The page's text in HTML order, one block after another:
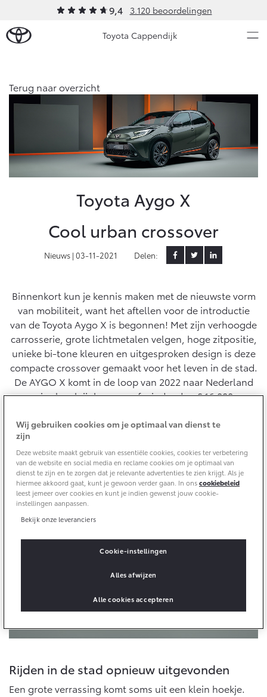
9,4 3.120 beoordelingen
Toyota Cappendijk
Onze medewerkers
Contact en Route
Klantbeoordelingen
Modellen
Aygo X
HYBRIDE
Yaris
HYBRIDE
Vanaf € 27.195,-
Yaris Cross
HYBRIDE
Vanaf € 31.895,-
Urban Cruiser
BATTERIJ-ELEKTRISCH
Vanaf € 32.995,-
Corolla Hatchback
HYBRIDE
Vanaf € 33.495,-
Corolla Touring Sports
OOK ALS PLUG-IN
Werkplaatsafspraak
Onderhoud op Maat
APK
Airco check
Vakantiecheck
Hybride Zekerheid Controle
Toyota handleidingen
Schade & Garantie
Toyota Pechhulp
Schade & Glasherstel
10 jaar Toyota garantie
10 jaar batterijgarantie
Toyota fabrieksgarantie
Onderdelen & Accessoires
Onderdelen
Banden
Diensten
Private Lease
Wat is Private Lease?
Bereken je maandbedrag
Private Lease voor ZZP
Toyota Betaalplan
Oplaadservice
Thuislaadpakketten
Energie en slim laden
Toyota Hybride Autoverzekering
Zakelijk
Zakelijk
Toyota voor de zaak
Leaserijder
Wagenparkbeheer
Leasen
Financial Lease
Operational Lease
Financieren of leasen
Werkplaatsafspraak maken
Contact en Route
Plan een proefrit
Vraag een brochure aan
Bekijk de verwachte modellen
Terug naar overzicht
Toyota Aygo X
Cool urban crossover
Nieuws | 03-11-2021 Delen:
Binnenkort kun je kennis maken met de nieuwste vorm
van mobiliteit, want het aftellen voor de introductie
van de Toyota Aygo X is begonnen! Met zijn verhoogde
carrosserie, grote lichtmetalen velgen, hoge zitpositie,
unieke bi-tone kleuren en uitgesproken design is deze
compacte crossover gemaakt voor het leven in de stad.
De AYGO X komt in de loop van 2022 naar Nederland
en is al verkrijgbaar vanaf minder dan € 16.000,-
Houd me op de hoogte
Rijden in de stad opnieuw uitgevonden
Een grote verrassing komt soms uit een klein hoekje.
Wij gebruiken cookies om je optimaal van dienst te
zijn
Deze website maakt gebruik van essentiële cookies, cookies ter verbetering
van de website en social media en reclame cookies om je optimaal van
dienst te zijn en te zorgen dat je relevante advertenties te zien krijgt. Als je
hiermee akkoord gaat, kunt je gewoon verder gaan. In onscookiebeleid
leest jemeer over cookies en kunt je indien gewenst jouw cookie-
instellingen aanpassen.
Bekijk onze leveranciers
Cookie-instellingen
Alles afwijzen
Alle cookies accepteren